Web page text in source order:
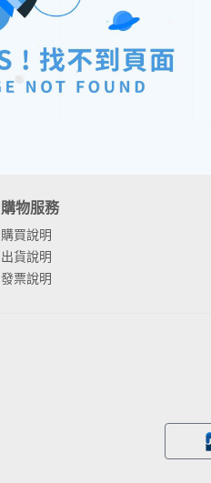
購物服務
購買說明
出貨說明
發票說明